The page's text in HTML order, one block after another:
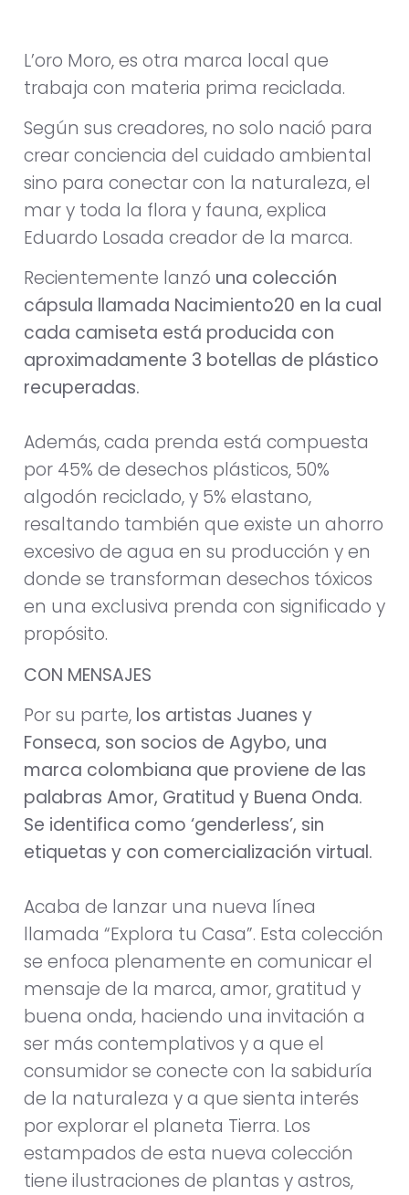
L’oro Moro, es otra marca local que
trabaja con materia prima reciclada.
Según sus creadores, no solo nació para
crear conciencia del cuidado ambiental
sino para conectar con la naturaleza, el
mar y toda la flora y fauna, explica
Eduardo Losada creador de la marca.
Recientemente lanzó una colección
cápsula llamada Nacimiento20 en la cual
cada camiseta está producida con
aproximadamente 3 botellas de plástico
recuperadas.
Además, cada prenda está compuesta
por 45% de desechos plásticos, 50%
algodón reciclado, y 5% elastano,
resaltando también que existe un ahorro
excesivo de agua en su producción y en
donde se transforman desechos tóxicos
en una exclusiva prenda con significado y
propósito.
CON MENSAJES
Por su parte, los artistas Juanes y
Fonseca, son socios de Agybo, una
marca colombiana que proviene de las
palabras Amor, Gratitud y Buena Onda.
Se identifica como ‘genderless’, sin
etiquetas y con comercialización virtual.
Acaba de lanzar una nueva línea
llamada “Explora tu Casa”. Esta colección
se enfoca plenamente en comunicar el
mensaje de la marca, amor, gratitud y
buena onda, haciendo una invitación a
ser más contemplativos y a que el
consumidor se conecte con la sabiduría
de la naturaleza y a que sienta interés
por explorar el planeta Tierra. Los
estampados de esta nueva colección
tiene ilustraciones de plantas y astros,